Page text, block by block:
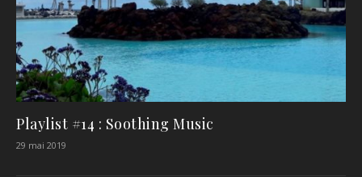
Playlist #14 : Soothing Music
29 mai 2019